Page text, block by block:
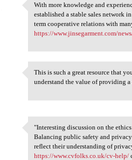
With more knowledge and
With more knowledge and
established a stable sales network
term cooperative relations with
https://www.jinsegarment.com/
This is such a great
This is such a great resource that
understand the value of providing
"Interesting discussion on
"Interesting discussion on the
Balancing public safety and
reflect their understanding of
https://www.cvfolks.co.uk/cv-help/